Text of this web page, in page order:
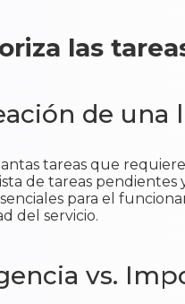
las
de una
tareas que
de tareas pendientes
para el
del servicio.
vs.